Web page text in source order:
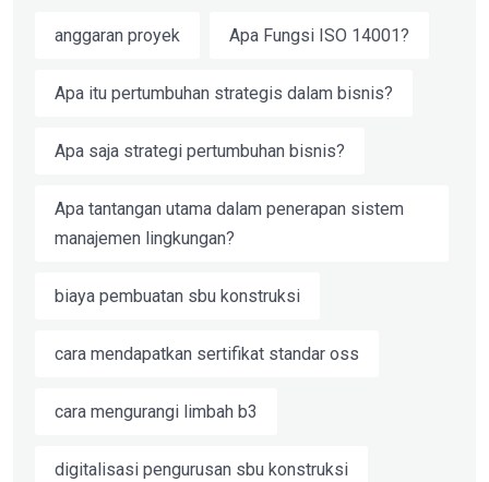
anggaran proyek Apa Fungsi ISO 14001?
Apa itu pertumbuhan strategis dalam bisnis?
Apa saja strategi pertumbuhan bisnis?
Apa tantangan utama dalam penerapan sistem
manajemen lingkungan?
biaya pembuatan sbu konstruksi
cara mendapatkan sertifikat standar oss
cara mengurangi limbah b3
digitalisasi pengurusan sbu konstruksi